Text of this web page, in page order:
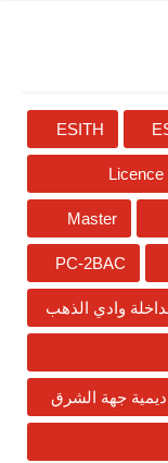
ESITH
Master
PC-2BAC
وادي الذهب
جهة الشرق